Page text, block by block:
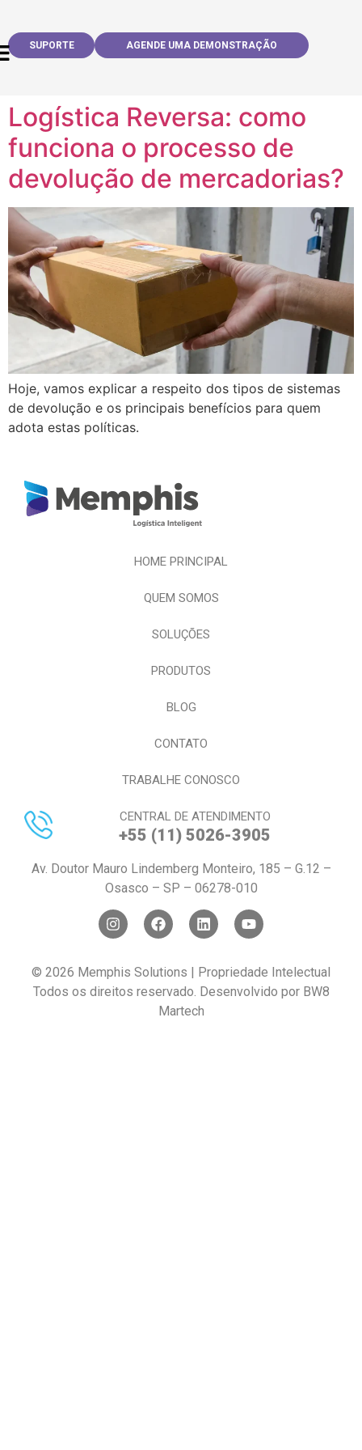
SUPORTE AGENDE UMA DEMONSTRAÇÃO
Logística Reversa: como
funciona o processo de
devolução de mercadorias?
Hoje, vamos explicar a respeito dos tipos de sistemas
de devolução e os principais benefícios para quem
adota estas políticas.
HOME PRINCIPAL
QUEM SOMOS
SOLUÇÕES
PRODUTOS
BLOG
CONTATO
TRABALHE CONOSCO
CENTRAL DE ATENDIMENTO
+55 (11) 5026-3905
Av. Doutor Mauro Lindemberg Monteiro, 185 – G.12 –
Osasco – SP – 06278-010
© 2026 Memphis Solutions | Propriedade Intelectual
Todos os direitos reservado. Desenvolvido por BW8
Martech